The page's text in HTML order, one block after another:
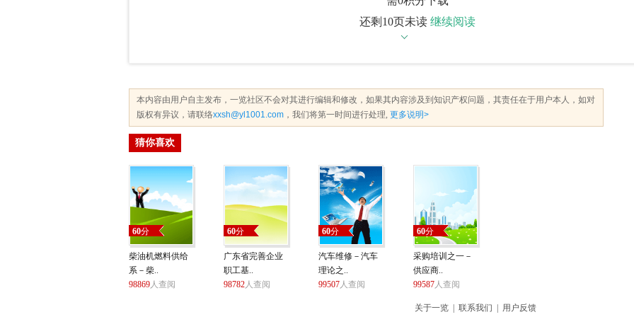
还剩10页未读 继续阅读
本内容由用户自主发布，一览社区不会对其进行编辑和修改，如果其内容涉及到知识产权问题，其责任在于用户本人，如对
版权有异议，请联络xxsh@yl1001.com ，我们将第一时间进行处理, 更多说明>
猜你喜欢
60分
柴油机燃料供给
系－柴..
98869人查阅
60分
广东省完善企业
职工基..
98782人查阅
60分
汽车维修－汽车
理论之..
99507人查阅
60分
采购培训之一－
供应商..
99587人查阅
关于一览 联系我们 用户反馈